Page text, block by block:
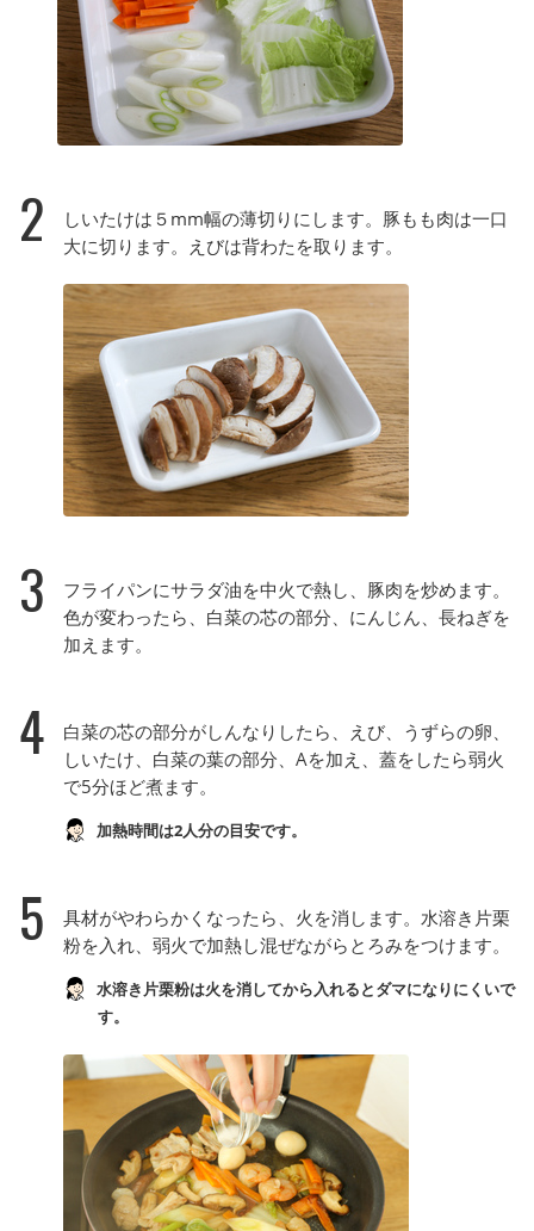
2
しいたけは５mm幅の薄切りにします。豚もも肉は一口
大に切ります。えびは背わたを取ります。
3
フライパンにサラダ油を中火で熱し、豚肉を炒めます。
色が変わったら、白菜の芯の部分、にんじん、長ねぎを
加えます。
4
白菜の芯の部分がしんなりしたら、えび、うずらの卵、
しいたけ、白菜の葉の部分、Aを加え、蓋をしたら弱火
で5分ほど煮ます。
加熱時間は2人分の目安です。
5
具材がやわらかくなったら、火を消します。水溶き片栗
粉を入れ、弱火で加熱し混ぜながらとろみをつけます。
水溶き片栗粉は火を消してから入れるとダマになりにくいで
す。